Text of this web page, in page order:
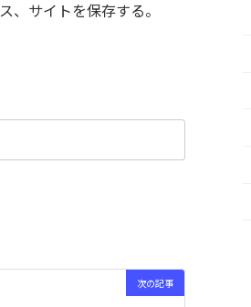
、サイトを保存する。
次の記事